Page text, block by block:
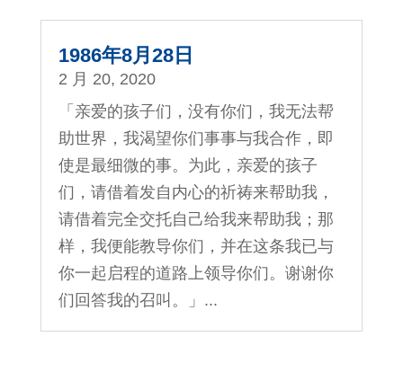
1986年8月28日
2 月 20, 2020
「亲爱的孩子们，没有你们，我无法帮
助世界，我渴望你们事事与我合作，即
使是最细微的事。为此，亲爱的孩子
们，请借着发自内心的祈祷来帮助我，
请借着完全交托自己给我来帮助我；那
样，我便能教导你们，并在这条我已与
你一起启程的道路上领导你们。谢谢你
们回答我的召叫。」...